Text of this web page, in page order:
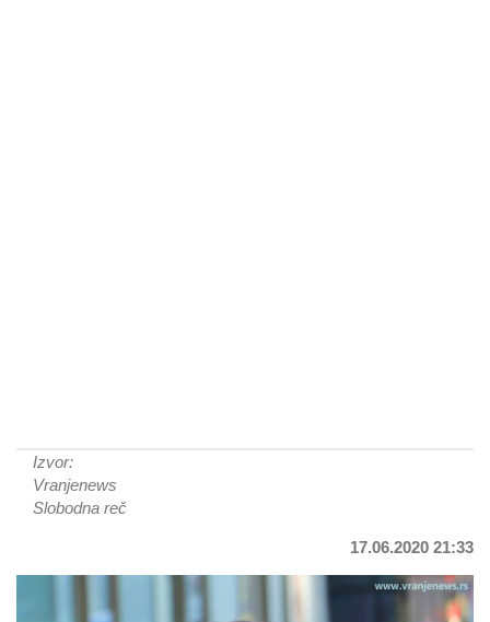
Izvor:
Vranjenews
Slobodna reč
17.06.2020 21:33